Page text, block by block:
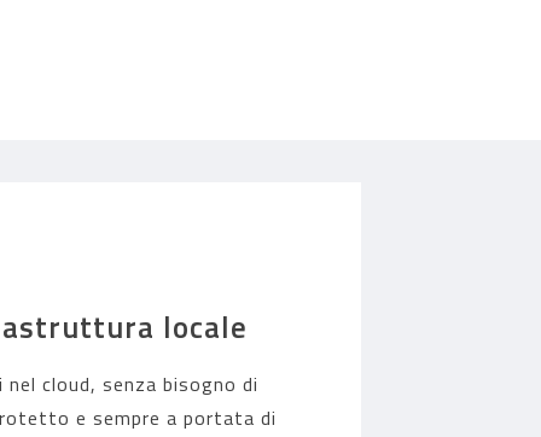
locale
cloud, senza bisogno di
e sempre a portata di